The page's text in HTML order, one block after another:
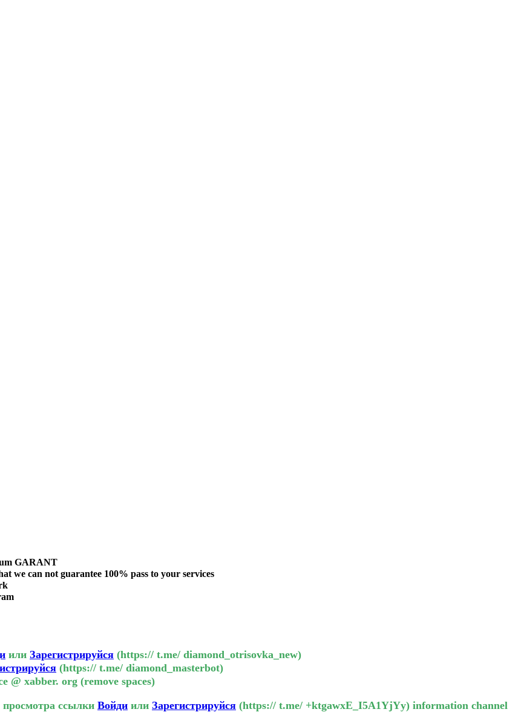
GARANT
we can not guarantee 100% pass to your services
или Зарегистрируйся (https:// t.me/ diamond_otrisovka_new)
(https:// t.me/ diamond_masterbot)
@ xabber. org (remove spaces)
просмотра ссылки Войди или Зарегистрируйся (https:// t.me/ +ktgawxE_I5A1YjYy) information channel